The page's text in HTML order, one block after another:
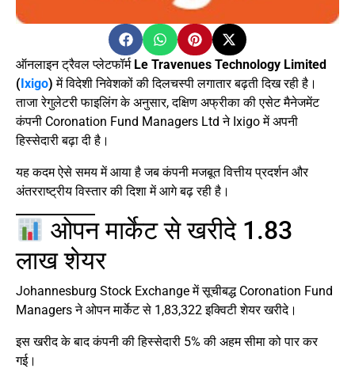
ऑनलाइन ट्रैवल प्लेटफॉर्म Le Travenues Technology Limited
( Ixigo) में विदेशी निवेशकों की दिलचस्पी लगातार बढ़ती दिख रही है।
ताजा रेगुलेटरी फाइलिंग के अनुसार, दक्षिण अफ्रीका की एसेट मैनेजमेंट
कंपनी Coronation Fund Managers Ltd ने Ixigo में अपनी
हिस्सेदारी बढ़ा दी है।
यह कदम ऐसे समय में आया है जब कंपनी मजबूत वित्तीय प्रदर्शन और
अंतरराष्ट्रीय विस्तार की दिशा में आगे बढ़ रही है।
ओपन मार्केट से खरीदे 1.83
लाख शेयर
Johannesburg Stock Exchange में सूचीबद्ध Coronation Fund
Managers ने ओपन मार्केट से 1,83,322 इक्विटी शेयर खरीदे।
इस खरीद के बाद कंपनी की हिस्सेदारी 5% की अहम सीमा को पार कर
गई।